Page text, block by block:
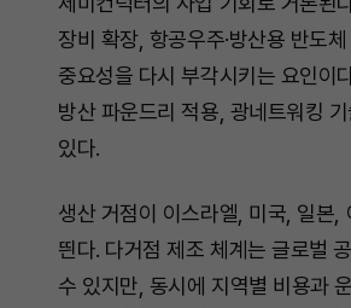
장비 확장, 항공우주·방산용 반도
중요성을 다시 부각시키는 요인이
방산 파운드리 적용, 광네트워킹
있다.
생산 거점이 이스라엘, 미국, 일본,
띈다. 다거점 제조 체계는 글로벌
수 있지만, 동시에 지역별 비용과